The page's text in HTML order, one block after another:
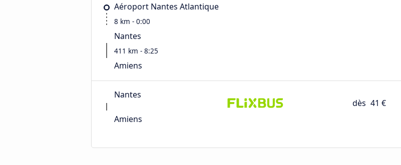
Aéroport Nantes Atlantique
8 km - 0:00
Nantes
411 km - 8:25
Amiens
Nantes
Amiens
dès 41 €